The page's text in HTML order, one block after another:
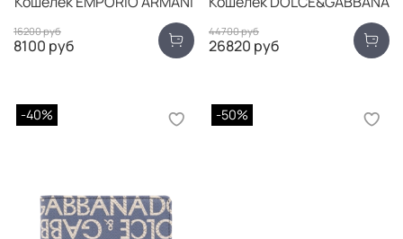
16200 руб
8100 руб
44700 руб
26820 руб
-40% -50%